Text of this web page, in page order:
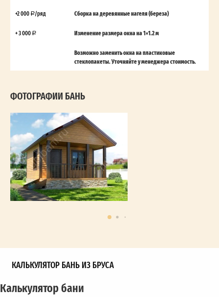
+2 000 /ряд Сборка на деревянные нагеля (береза)
+ 3 000 Изменение размера окна на 1×1.2 м
Возможно заменить окна на пластиковые
стеклопакеты. Уточняйте у менеджера стоимость.
ФОТОГРАФИИ БАНЬ
КАЛЬКУЛЯТОР БАНЬ ИЗ БРУСА
Калькулятор бани